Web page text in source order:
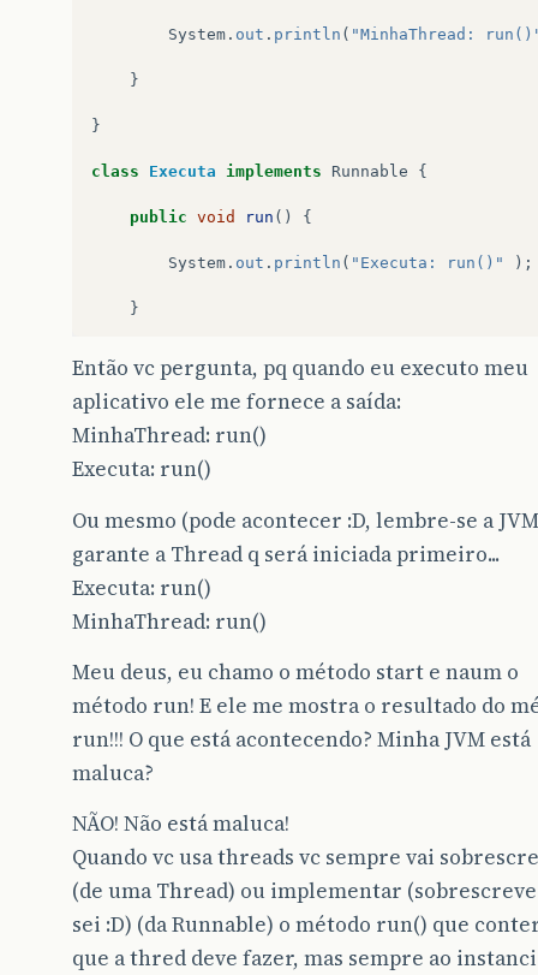
System . out . println ( "MinhaThread:
}
}
class Executa implements Runnable {
public void run () {
System . out . println ( "Executa: run()" );
}
Então vc pergunta, pq quando eu executo meu
aplicativo ele me fornece a saída:
MinhaThread: run()
Executa: run()
Ou mesmo (pode acontecer :D, lembre-se a
garante a Thread q será iniciada primeiro...
Executa: run()
MinhaThread: run()
Meu deus, eu chamo o método start e naum o
método run! E ele me mostra o resultado do
run!!! O que está acontecendo? Minha JVM está
maluca?
NÃO! Não está maluca!
Quando vc usa threads vc sempre vai
(de uma Thread) ou implementar
sei :D) (da Runnable) o método run() que
que a thred deve fazer, mas sempre ao